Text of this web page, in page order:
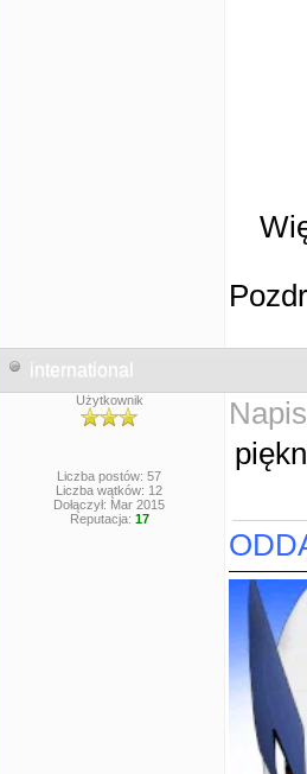
international
Użytkownik
Liczba postów: 57
Liczba wątków: 12
Dołączył: Mar 2015
Reputacja: 17